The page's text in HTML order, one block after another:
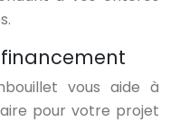
vous aide à
pour votre projet